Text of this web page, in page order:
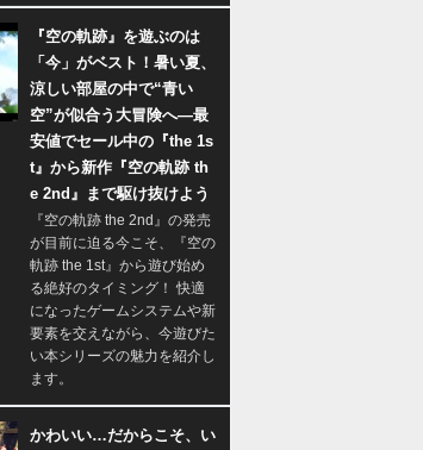
『空の軌跡』を遊ぶのは
「今」がベスト！暑い夏、
涼しい部屋の中で“青い
空”が似合う大冒険へ―最
安値でセール中の『the 1s
t』から新作『空の軌跡 th
e 2nd』まで駆け抜けよう
『空の軌跡 the 2nd』の発売
が目前に迫る今こそ、『空の
軌跡 the 1st』から遊び始め
る絶好のタイミング！ 快適
になったゲームシステムや新
要素を交えながら、今遊びた
い本シリーズの魅力を紹介し
ます。
かわいい…だからこそ、い